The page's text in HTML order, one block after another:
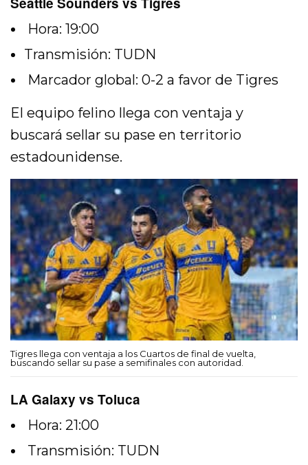
Hora: 19:00
Transmisión: TUDN
Marcador global: 0-2 a favor de Tigres
El equipo felino llega con ventaja y
buscará sellar su pase en territorio
estadounidense.
Tigres llega con ventaja a los Cuartos de final de vuelta,
buscando sellar su pase a semifinales con autoridad.
LA Galaxy vs Toluca
Hora: 21:00
Transmisión: TUDN